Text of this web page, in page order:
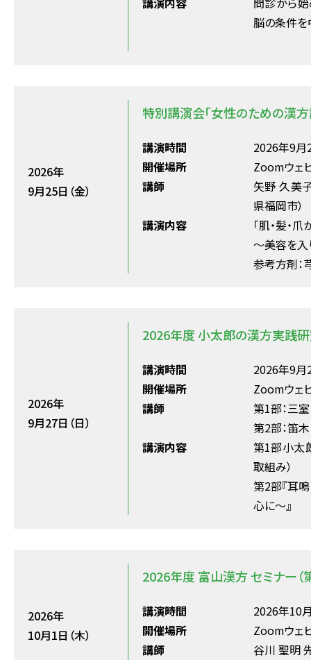
脳の条件
2026年
9月25日（金）
特別講演会「女性のための漢方
講演時間
2026年9月
開催場所
Zoomウェ
講師
矢野 久美
県福岡市）
講演内容
「肌・髪・
〜美容を入
参考方剤：
2026年
9月27日（日）
2026年度 小太郎の漢方実践研
講演時間
2026年9月
開催場所
Zoomウェ
講師
第1部：三
第2部：笛
講演内容
第1部小太
取組み）
第2部『耳
心に～』
2026年
10月1日（木）
2026年度 富山漢方 セミナー（
講演時間
2026年10
開催場所
Zoomウェ
講師
谷川 聖明